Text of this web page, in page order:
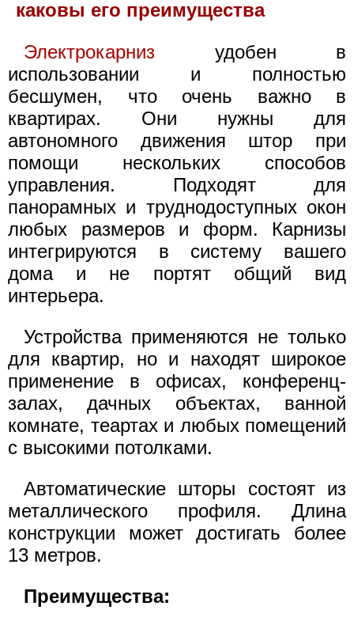
каковы его преимущества
Электрокарниз удобен в
использовании и полностью
бесшумен, что очень важно в
квартирах. Они нужны для
автономного движения штор при
помощи нескольких способов
управления. Подходят для
панорамных и труднодоступных окон
любых размеров и форм. Карнизы
интегрируются в систему вашего
дома и не портят общий вид
интерьера.
Устройства применяются не только
для квартир, но и находят широкое
применение в офисах, конференц-
залах, дачных объектах, ванной
комнате, теартах и любых помещений
с высокими потолками.
Автоматические шторы состоят из
металлического профиля. Длина
конструкции может достигать более
13 метров.
Преимущества: